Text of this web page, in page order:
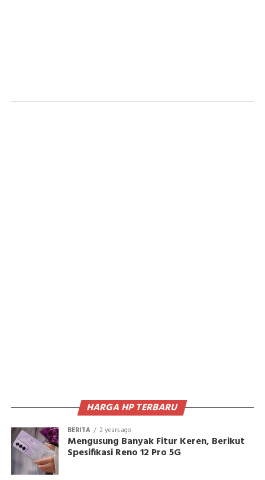
HARGA HP TERBARU
BERITA 2 years ago
Mengusung Banyak Fitur Keren, Berikut
Spesifikasi Reno 12 Pro 5G